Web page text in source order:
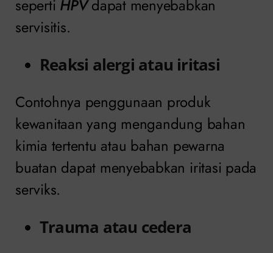
seperti HPVdapat menyebabkan
servisitis.
Reaksi alergi atau iritasi
Contohnya penggunaan produk
kewanitaan yang mengandung bahan
kimia tertentu atau bahan pewarna
buatan dapat menyebabkan iritasi pada
serviks.
Trauma atau cedera